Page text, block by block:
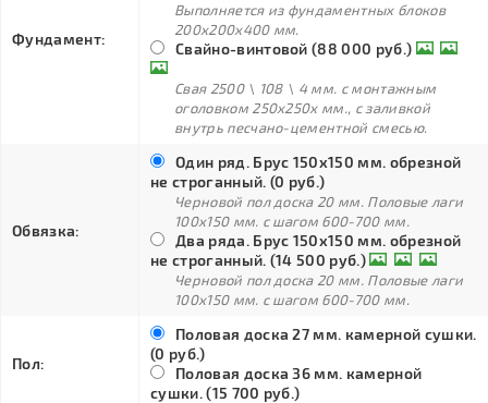
Фундамент:
Выполняется из фундаментных блоков
200х200х400 мм.
Свайно-винтовой (88 000 руб.)
Свая 2500 \ 108 \ 4 мм. с монтажным
оголовком 250х250х мм., с заливкой
внутрь песчано-цементной смесью.
Обвязка:
Один ряд. Брус 150х150 мм. обрезной
не строганный. (0 руб.)
Черновой пол доска 20 мм. Половые лаги
100х150 мм. с шагом 600-700 мм.
Два ряда. Брус 150х150 мм. обрезной
не строганный. (14 500 руб.)
Черновой пол доска 20 мм. Половые лаги
100х150 мм. с шагом 600-700 мм.
Пол:
Половая доска 27 мм. камерной сушки.
(0 руб.)
Половая доска 36 мм. камерной
сушки. (15 700 руб.)